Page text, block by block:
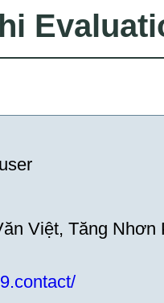
Việt, Tăng